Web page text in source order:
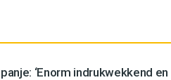
‘Enorm indrukwekkend en